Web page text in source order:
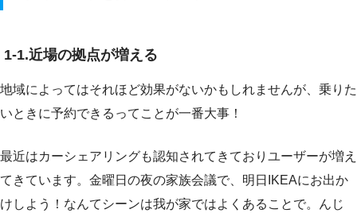
1-1.近場の拠点が増える
地域によってはそれほど効果がないかもしれませんが、乗りた
いときに予約できるってことが一番大事！
最近はカーシェアリングも認知されてきておりユーザーが増え
てきています。金曜日の夜の家族会議で、明日IKEAにお出か
けしよう！なんてシーンは我が家ではよくあることで。んじ